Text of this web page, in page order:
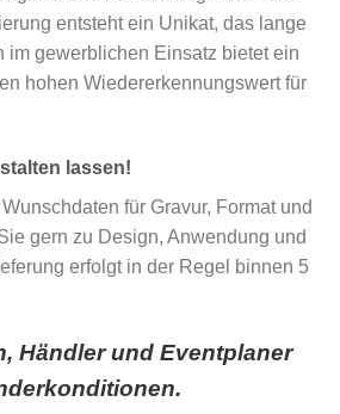
entsteht ein Unikat, das lange
im gewerblichen Einsatz bietet ein
hohen Wiedererkennungswert für
lassen!
für Gravur, Format und
gern zu Design, Anwendung und
erfolgt in der Regel binnen 5
Händler und Eventplaner